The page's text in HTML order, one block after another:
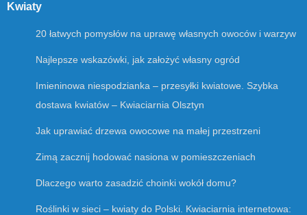
Kwiaty
20 łatwych pomysłów na uprawę własnych owoców i warzyw
Najlepsze wskazówki, jak założyć własny ogród
Imieninowa niespodzianka – przesyłki kwiatowe. Szybka
dostawa kwiatów – Kwiaciarnia Olsztyn
Jak uprawiać drzewa owocowe na małej przestrzeni
Zimą zacznij hodować nasiona w pomieszczeniach
Dlaczego warto zasadzić choinki wokół domu?
Roślinki w sieci – kwiaty do Polski. Kwiaciarnia internetowa: